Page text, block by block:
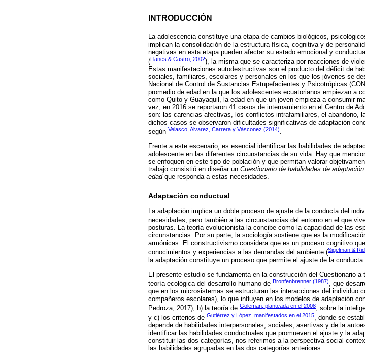
INTRODUCCIÓN
La adolescencia constituye una etapa de cambios biológicos,
implican la consolidación de la estructura física, cognitiva y de
negativas en esta etapa pueden afectar su estado emocional y
(Llanes & Castro, 2002), la misma que se caracteriza por reacciones de
Estas manifestaciones autodestructivas son el producto del déficit de
sociales, familiares, escolares y personales en los que los jóvenes se
Nacional de Control de Sustancias Estupefacientes y Psicotrópicas
promedio de edad en la que los adolescentes ecuatorianos empiezan a
como Quito y Guayaquil, la edad en que un joven empieza a consumir
vez, en 2016 se reportaron 41 casos de internamiento en el Centro de
son: las carencias afectivas, los conflictos intrafamiliares, el abandono,
dichos casos se observaron dificultades significativas de adaptación
según Velasco, Alvarez, Carrera y Vásconez (2014).
Frente a este escenario, es esencial identificar las habilidades de
adolescente en las diferentes circunstancias de su vida. Hay que
se enfoquen en este tipo de población y que permitan valorar
trabajo consistió en diseñar un Cuestionario de habilidades de
edadque responda a estas necesidades.
Adaptación conductual
La adaptación implica un doble proceso de ajuste de la conducta del
necesidades, pero también a las circunstancias del entorno en el que
posturas. La teoría evolucionista la concibe como la capacidad de las
circunstancias. Por su parte, la sociología sostiene que es la
armónicas. El constructivismo considera que es un proceso cognitivo
conocimientos y experiencias a las demandas del ambiente (Sigelman &
la adaptación constituye un proceso que permite el ajuste de la
El presente estudio se fundamenta en la construcción del Cuestionario
teoría ecológica del desarrollo humano de Bronfenbrenner (1987), que
que en los microsistemas se estructuran las interacciones del individuo
compañeros escolares), lo que influyen en los modelos de adaptación
Pedroza, 2017); b) la teoría de Goleman, planteada en el 2008, sobre la
y c) los criterios de Gutiérrez y López, manifestados en el 2015, donde se
depende de habilidades interpersonales, sociales, asertivas y de la
identificar las habilidades conductuales que promueven el ajuste y la
constituir las dos categorías, nos referimos a la perspectiva social-
las habilidades agrupadas en las dos categorías anteriores.